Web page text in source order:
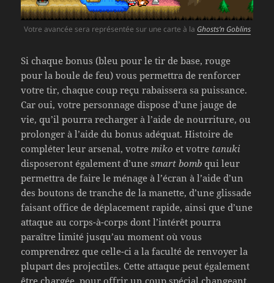
Votre avancée sera représentée sur une carte à la Ghosts’n Goblins
Si chaque bonus (bleu pour le tir de base, rouge
pour la boule de feu) vous permettra de renforcer
votre tir, chaque coup reçu rabaissera sa puissance.
Car oui, votre personnage dispose d’une jauge de
vie, qu’il pourra recharger à l’aide de nourriture, ou
prolonger à l’aide du bonus adéquat. Histoire de
compléter leur arsenal, votremiko et votre tanuki
disposeront également d’unesmart bomb qui leur
permettra de faire le ménage à l’écran à l’aide d’un
des boutons de tranche de la manette, d’une glissade
faisant office de déplacement rapide, ainsi que d’une
attaque au corps-à-corps dont l’intérêt pourra
paraître limité jusqu’au moment où vous
comprendrez que celle-ci a la faculté de renvoyer la
plupart des projectiles. Cette attaque peut également